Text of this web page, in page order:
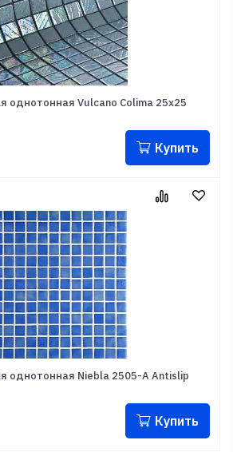
однотонная Vulcano Colima 25x25
Купить
однотонная Niebla 2505-A Antislip
Купить